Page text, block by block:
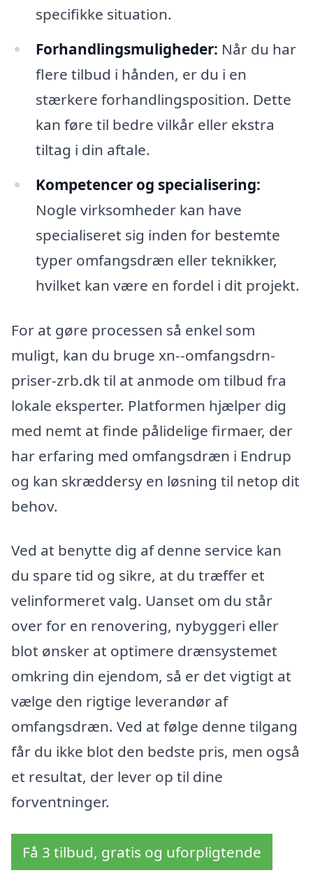
specifikke situation.
Forhandlingsmuligheder: Når du har
flere tilbud i hånden, er du i en
stærkere forhandlingsposition. Dette
kan føre til bedre vilkår eller ekstra
tiltag i din aftale.
Kompetencer og specialisering:
Nogle virksomheder kan have
specialiseret sig inden for bestemte
typer omfangsdræn eller teknikker,
hvilket kan være en fordel i dit projekt.
For at gøre processen så enkel som
muligt, kan du bruge xn--omfangsdrn-
priser-zrb.dk til at anmode om tilbud fra
lokale eksperter. Platformen hjælper dig
med nemt at finde pålidelige firmaer, der
har erfaring med omfangsdræn i Endrup
og kan skræddersy en løsning til netop dit
behov.
Ved at benytte dig af denne service kan
du spare tid og sikre, at du træffer et
velinformeret valg. Uanset om du står
over for en renovering, nybyggeri eller
blot ønsker at optimere drænsystemet
omkring din ejendom, så er det vigtigt at
vælge den rigtige leverandør af
omfangsdræn. Ved at følge denne tilgang
får du ikke blot den bedste pris, men også
et resultat, der lever op til dine
forventninger.
Få 3 tilbud, gratis og uforpligtende